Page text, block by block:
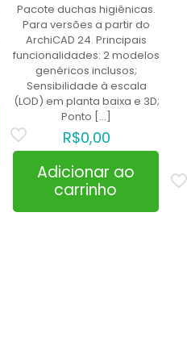
navegador para a próxima
Pacote duchas higiênicas.
Para versões a partir do
ArchiCAD 24. Principais
funcionalidades: 2 modelos
genéricos inclusos;
Sensibilidade à escala
(LOD) em planta baixa e 3D;
Ponto […]
R$0,00
Adicionar ao
carrinho